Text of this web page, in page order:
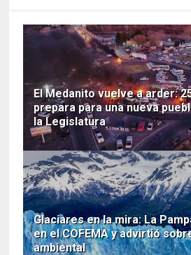
El Medanito vuelve a arder:
prepara para una nueva
la Legislatura
Glaciares en la mira: La
en el COFEMA y advirtió
ambiental